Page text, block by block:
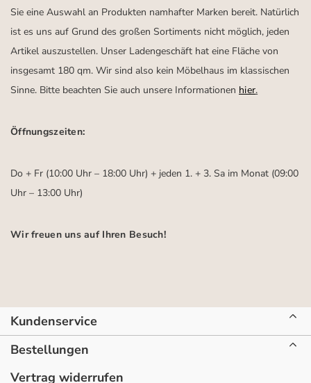
Sie eine Auswahl an Produkten namhafter Marken bereit. Natürlich
ist es uns auf Grund des großen Sortiments nicht möglich, jeden
Artikel auszustellen. Unser Ladengeschäft hat eine Fläche von
insgesamt 180 qm. Wir sind also kein Möbelhaus im klassischen
Sinne. Bitte beachten Sie auch unsere Informationen hier.
Öffnungszeiten:
Do + Fr (10:00 Uhr – 18:00 Uhr) + jeden 1. + 3. Sa im Monat (09:00
Uhr – 13:00 Uhr)
Wir freuen uns auf Ihren Besuch!
Kundenservice
Bestellungen
Vertrag widerrufen